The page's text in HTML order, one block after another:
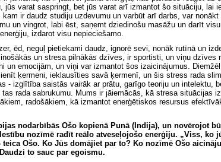
jūs varat saspringt, bet jūs varat arī izmantot šo situāciju, lai
ir daudz studiju uzdevumu un varbūt arī darbs, var
un vingrot, labi ēst, saņemt dziedinošu masāžu un darīt
izdarot visu nepieciešamo.
ēd, neguļ pietiekami daudz, ignorē sevi, nonāk rutīnā un
un stresa pilnākās dzīves, ir sportisti, un viņu dzīves
un emocijām, un viņi var izmantot šos izaicinājumus.
ķermeni, ieklausīties savā ķermenī, un šis stress rada
- izglītība saistās vairāk ar prātu, garīgo teoriju un intelektu,
rada sabrukumu. Mums ir jāiemācās, kā stresa situācijas
radošākiem, kā izmantot enerģētiskos resursus
nodarbībās Ošo kopienā Punā (Indija), un novērojot
nozīmē radīt reālo atveseļojošo enerģiju. „Viss, ko
Ošo. Ko Jūs domājiet par to? Ko nozīmē Ošo
to sauc par egoismu.